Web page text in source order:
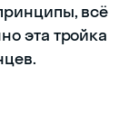
всё
эта тройка